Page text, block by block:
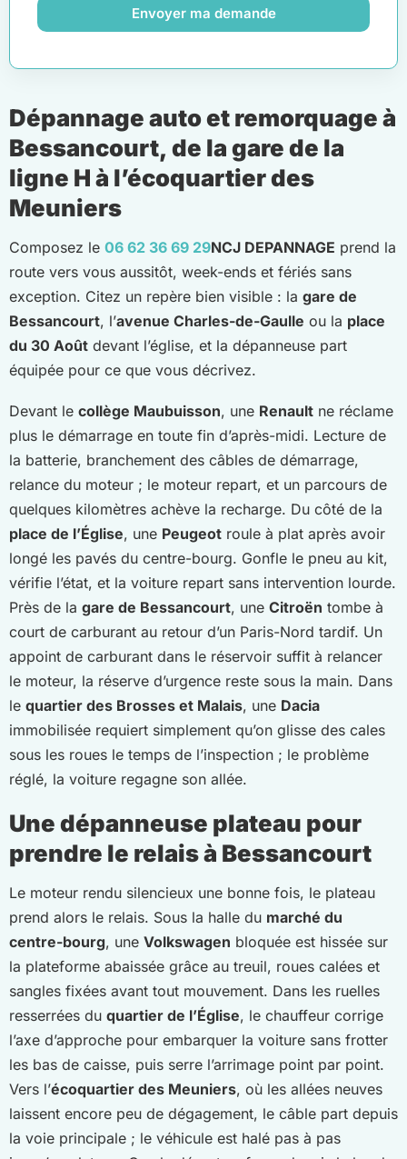
Envoyer ma demande
Dépannage auto et remorquage à
Bessancourt, de la gare de la
ligne H à l’écoquartier des
Meuniers
Composez le 06 62 36 69 29NCJ DEPANNAGE prend la
route vers vous aussitôt, week-ends et fériés sans
exception. Citez un repère bien visible : la gare de
Bessancourt, l’avenue Charles-de-Gaulle ou la place
du 30 Août devant l’église, et la dépanneuse part
équipée pour ce que vous décrivez.
Devant le collège Maubuisson, une Renault ne réclame
plus le démarrage en toute fin d’après-midi. Lecture de
la batterie, branchement des câbles de démarrage,
relance du moteur ; le moteur repart, et un parcours de
quelques kilomètres achève la recharge. Du côté de la
place de l’Église, une Peugeot roule à plat après avoir
longé les pavés du centre-bourg. Gonfle le pneu au kit,
vérifie l’état, et la voiture repart sans intervention lourde.
Près de la gare de Bessancourt, une Citroën tombe à
court de carburant au retour d’un Paris-Nord tardif. Un
appoint de carburant dans le réservoir suffit à relancer
le moteur, la réserve d’urgence reste sous la main. Dans
le quartier des Brosses et Malais, une Dacia
immobilisée requiert simplement qu’on glisse des cales
sous les roues le temps de l’inspection ; le problème
réglé, la voiture regagne son allée.
Une dépanneuse plateau pour
prendre le relais à Bessancourt
Le moteur rendu silencieux une bonne fois, le plateau
prend alors le relais. Sous la halle du marché du
centre-bourg, une Volkswagen bloquée est hissée sur
la plateforme abaissée grâce au treuil, roues calées et
sangles fixées avant tout mouvement. Dans les ruelles
resserrées du quartier de l’Église, le chauffeur corrige
l’axe d’approche pour embarquer la voiture sans frotter
les bas de caisse, puis serre l’arrimage point par point.
Vers l’écoquartier des Meuniers, où les allées neuves
laissent encore peu de dégagement, le câble part depuis
la voie principale ; le véhicule est halé pas à pas